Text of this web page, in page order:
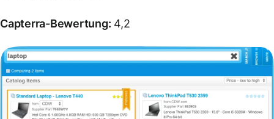
Capterra-Bewertung: 4,2